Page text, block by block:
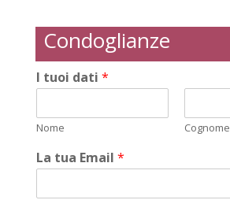
Condoglianze
I tuoi dati *
Nome Cognome
La tua Email *